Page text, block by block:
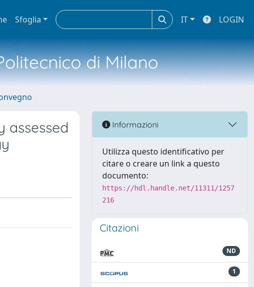
Sfoglia IT LOGIN
di Milano
assessed
Informazioni
Utilizza questo identificativo per
citare o creare un link a questo
documento:
https://hdl.handle.net/11311/1257
216
Citazioni
ND
1